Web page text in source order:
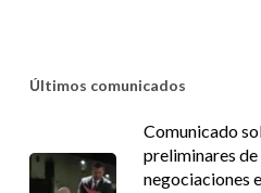
Últimos comunicados
Comunicado
preliminares de
negociaciones